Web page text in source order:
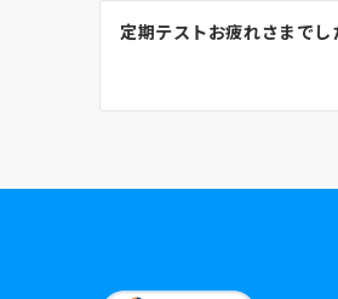
投
ビ
定期テストお疲れさまでし